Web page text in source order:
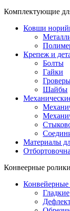
Комплектующие
Ковши
Крепеж и
Болты
Гайки
Шайбы
Материалы
Конвеерные
Конвейерные
Гладкие